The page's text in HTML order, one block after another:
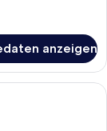
anzeigen
mit zwei Betten,